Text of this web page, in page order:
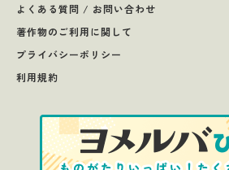
よくある質問 / お問い合わせ
著作物のご利用に関して
プライバシーポリシー
利用規約